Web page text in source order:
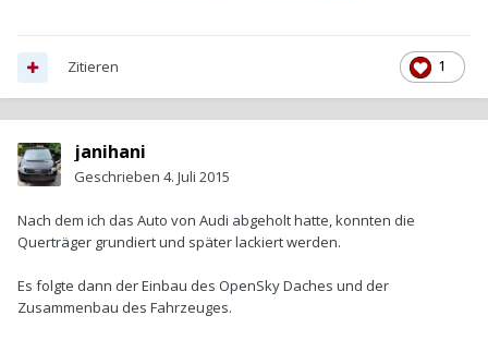
1
Zitieren
janihani
Geschrieben 4. Juli 2015
Nach dem ich das Auto von Audi abgeholt hatte, konnten die
Querträger grundiert und später lackiert werden.
Es folgte dann der Einbau des OpenSky Daches und der
Zusammenbau des Fahrzeuges.